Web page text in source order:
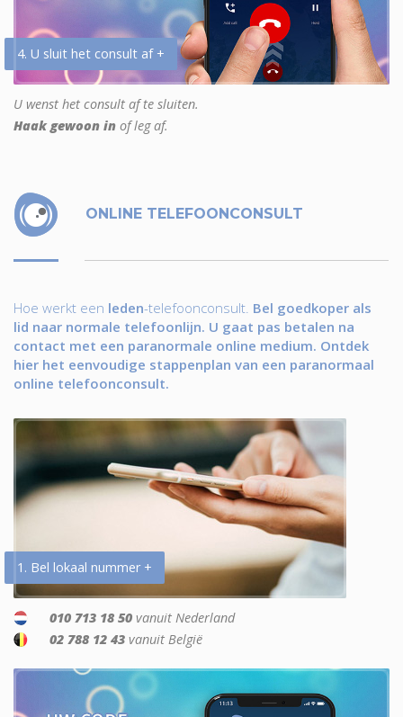
4. U sluit het consult af +
U wenst het consult af te sluiten.
Haak gewoon in of leg af.
ONLINE TELEFOONCONSULT
Hoe werkt een leden-telefoonconsult. Bel goedkoper als
lid naar normale telefoonlijn. U gaat pas betalen na
contact met een paranormale online medium. Ontdek
hier het eenvoudige stappenplan van een paranormaal
online telefoonconsult.
1. Bel lokaal nummer +
010 713 18 50 vanuit Nederland
02 788 12 43 vanuit België